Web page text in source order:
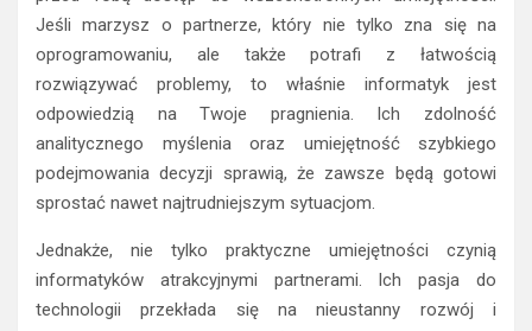
Jeśli marzysz o partnerze, który nie tylko zna się na
oprogramowaniu, ale także potrafi z łatwością
rozwiązywać problemy, to właśnie informatyk jest
odpowiedzią na Twoje pragnienia. Ich zdolność
analitycznego myślenia oraz umiejętność szybkiego
podejmowania decyzji sprawią, że zawsze będą gotowi
sprostać nawet najtrudniejszym sytuacjom.
Jednakże, nie tylko praktyczne umiejętności czynią
informatyków atrakcyjnymi partnerami. Ich pasja do
technologii przekłada się na nieustanny rozwój i